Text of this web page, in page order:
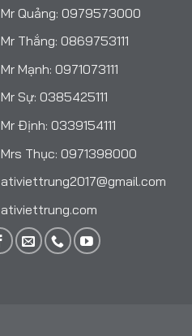
Mr Quảng: 0979573000
Mr Thắng: 0869753111
Mr Mạnh: 0971073111
Mr Sự: 0385425111
Mr Định: 0339154111
Mrs Thục: 0971398000
ativiettrung2017@gmail.com
ativiettrung.com